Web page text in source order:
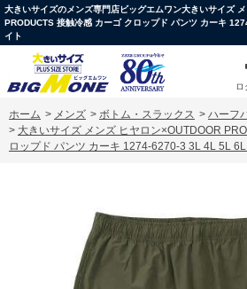
大きいサイズのメンズ専門店ビッグエムワン大きいサイズ
PRODUCTS 接触冷感 カーゴ クロップド パンツ カーキ
イト
ロ
ホーム > メンズ > ボトム・スラックス > ハーフ
> 大きいサイズ メンズ ヒヤロン×OUTDOOR
ロップド パンツ カーキ 1274-6270-3 3L 4L 5L 6L